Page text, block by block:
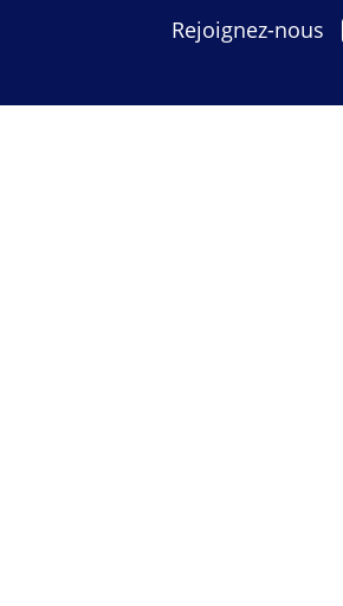
Rejoignez-nous